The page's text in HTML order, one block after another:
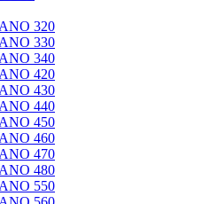
320
330
340
420
430
440
450
460
470
480
550